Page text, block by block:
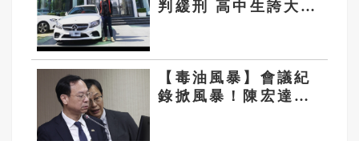
判緩刑 高中生誇大資
【毒油風暴】會議紀
錄掀風暴！陳宏達轟